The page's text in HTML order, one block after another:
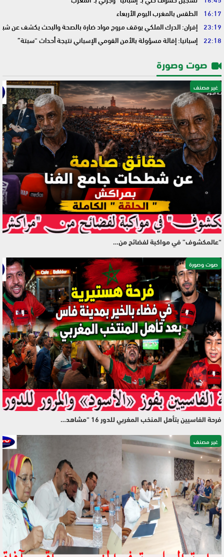
16:17 الطقس بالمغرب اليوم الأربعاء
23:19 إفران: الدرك الملكي يوقف مروج مواد ضارة بالصحة والبحث يكشف عن
22:18 إسبانيا: إقالة مسؤولة بالأمن القومي الإسباني نتيجة أحداث “سبتة”
صوت وصورة
غير مصنف
“عالمكشوف” في مواكبة لفضائح من…
صوت وصورة
فرحة الفاسيين بتأهل المنخب المغربي للدور 16 “مشاهد…
غير مصنف